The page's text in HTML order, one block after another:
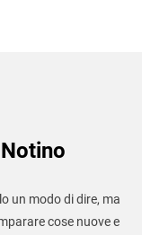
un modo di dire, ma
cose nuove e